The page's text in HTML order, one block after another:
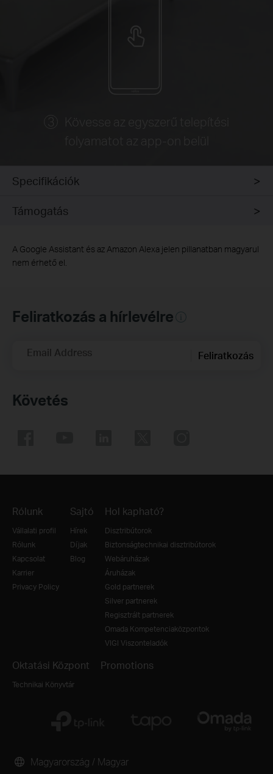
Specifikációk
Támogatás
A Google Assistant és az Amazon Alexa jelen pillanatban magyarul
nem érhető el.
Feliratkozás a hírlevélre
Email Address Feliratkozás
Követés
Rólunk
Vállalati profil
Rólunk
Kapcsolat
Karrier
Privacy Policy
Sajtó
Hírek
Díjak
Blog
Hol kapható?
Disztribútorok
Biztonságtechnikai disztribútorok
Webáruházak
Áruházak
Gold partnerek
Silver partnerek
Regisztrált partnerek
Omada Kompetenciaközpontok
VIGI Viszonteladók
Oktatási Központ
Technikai Könyvtár
Promotions
Magyarország / Magyar